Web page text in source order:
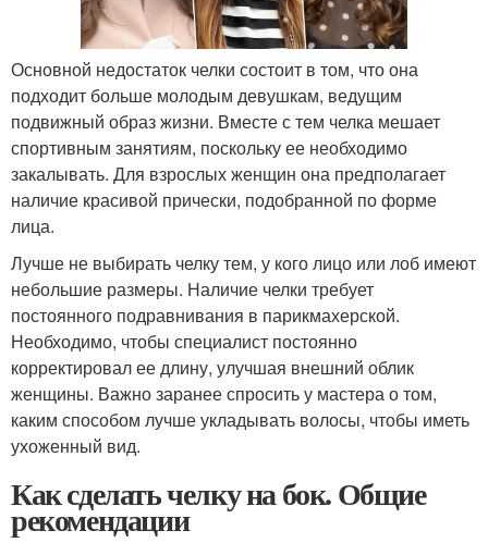
Основной недостаток челки состоит в том, что она
подходит больше молодым девушкам, ведущим
подвижный образ жизни. Вместе с тем челка мешает
спортивным занятиям, поскольку ее необходимо
закалывать. Для взрослых женщин она предполагает
наличие красивой прически, подобранной по форме
лица.
Лучше не выбирать челку тем, у кого лицо или лоб имеют
небольшие размеры. Наличие челки требует
постоянного подравнивания в парикмахерской.
Необходимо, чтобы специалист постоянно
корректировал ее длину, улучшая внешний облик
женщины. Важно заранее спросить у мастера о том,
каким способом лучше укладывать волосы, чтобы иметь
ухоженный вид.
Как сделать челку на бок. Общие
рекомендации